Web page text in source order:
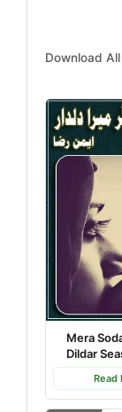
Download
Mera
Dildar
Read